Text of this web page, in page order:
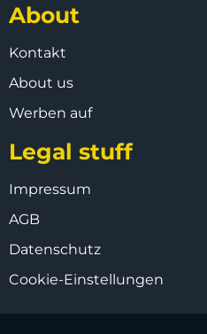
About
Kontakt
About us
Werben auf
Legal stuff
Impressum
AGB
Datenschutz
Cookie-Einstellungen